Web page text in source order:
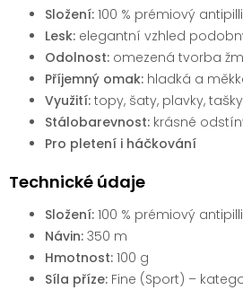
Složení: 100 % prémiový
Lesk: elegantní vzhled
Odolnost: omezená tvorba
Příjemný omak: hladká a
Využití: topy, šaty, plavky,
Stálobarevnost: krásné
Pro pletení i háčkování
Technické údaje
Složení: 100 % prémiový
Návin: 350 m
Hmotnost: 100 g
Síla příze: Fine (Sport) –